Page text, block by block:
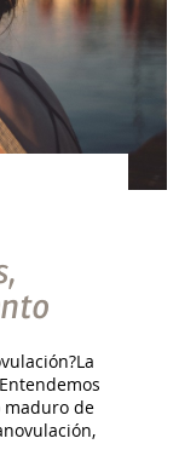
maduro de